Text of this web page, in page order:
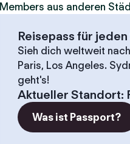
Members aus anderen
Reisepass für
Sieh dich weltweit
Paris, Los Angeles.
geht's!
Aktueller Standort:
Was ist Passport?